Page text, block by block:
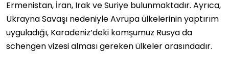
Ermenistan, İran, Irak ve Suriye bulunmaktadır. Ayrıca,
Ukrayna Savaşı nedeniyle Avrupa ülkelerinin yaptırım
uyguladığı, Karadeniz’deki komşumuz Rusya da
schengen vizesi alması gereken ülkeler arasındadır.